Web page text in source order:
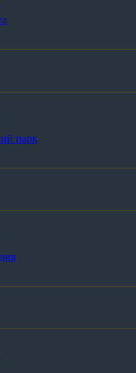
парк